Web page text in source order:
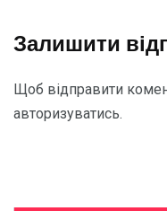
Залишити
Щоб відправити
авторизуватись.